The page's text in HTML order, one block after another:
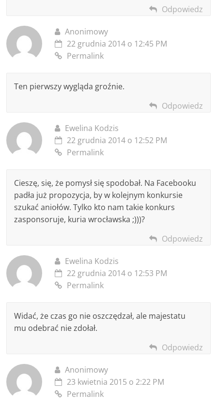
Odpowiedz
Anonimowy
22 grudnia 2014 o 12:45 PM
Permalink
Ten pierwszy wygląda groźnie.
Odpowiedz
Ewelina Kodzis
22 grudnia 2014 o 12:52 PM
Permalink
Cieszę, się, że pomysł się spodobał. Na Facebooku
padła już propozycja, by w kolejnym konkursie
szukać aniołów. Tylko kto nam takie konkurs
zasponsoruje, kuria wrocławska ;)))?
Odpowiedz
Ewelina Kodzis
22 grudnia 2014 o 12:53 PM
Permalink
Widać, że czas go nie oszczędzał, ale majestatu
mu odebrać nie zdołał.
Odpowiedz
Anonimowy
23 kwietnia 2015 o 2:22 PM
Permalink